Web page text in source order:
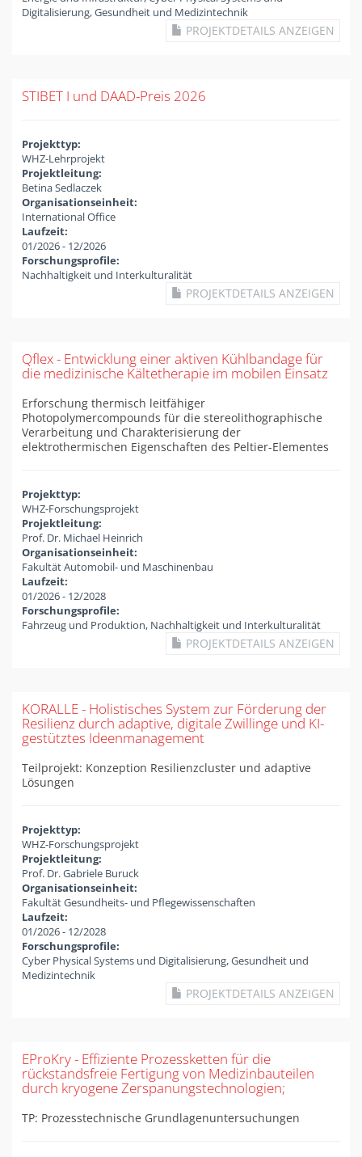
Digitalisierung, Gesundheit und Medizintechnik
PROJEKTDETAILS ANZEIGEN
STIBET I und DAAD-Preis 2026
Projekttyp:
WHZ-Lehrprojekt
Projektleitung:
Betina Sedlaczek
Organisationseinheit:
International Office
Laufzeit:
01/2026- 12/2026
Forschungsprofile:
Nachhaltigkeit und Interkulturalität
PROJEKTDETAILS ANZEIGEN
Qflex - Entwicklung einer aktiven Kühlbandage für
die medizinische Kältetherapie im mobilen Einsatz
Erforschung thermisch leitfähiger
Photopolymercompounds für die stereolithographische
Verarbeitung und Charakterisierung der
elektrothermischen Eigenschaften des Peltier-Elementes
Projekttyp:
WHZ-Forschungsprojekt
Projektleitung:
Prof. Dr. Michael Heinrich
Organisationseinheit:
Fakultät Automobil- und Maschinenbau
Laufzeit:
01/2026- 12/2028
Forschungsprofile:
Fahrzeug und Produktion, Nachhaltigkeit und Interkulturalität
PROJEKTDETAILS ANZEIGEN
KORALLE - Holistisches System zur Förderung der
Resilienz durch adaptive, digitale Zwillinge und KI-
gestütztes Ideenmanagement
Teilprojekt: Konzeption Resilienzcluster und adaptive
Lösungen
Projekttyp:
WHZ-Forschungsprojekt
Projektleitung:
Prof. Dr. Gabriele Buruck
Organisationseinheit:
Fakultät Gesundheits- und Pflegewissenschaften
Laufzeit:
01/2026- 12/2028
Forschungsprofile:
Cyber Physical Systems und Digitalisierung, Gesundheit und
Medizintechnik
PROJEKTDETAILS ANZEIGEN
EProKry - Effiziente Prozessketten für die
rückstandsfreie Fertigung von Medizinbauteilen
durch kryogene Zerspanungstechnologien;
TP: Prozesstechnische Grundlagenuntersuchungen